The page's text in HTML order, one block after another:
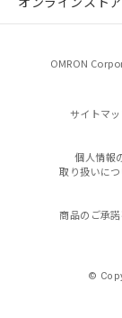
OMRON
サイトマ
個人情報
取り扱いに
商品のご承
©